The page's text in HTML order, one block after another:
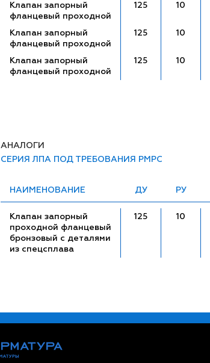
Клапан запорный
фланцевый проходной
125 10
Клапан запорный
фланцевый проходной
125 10
Клапан запорный
фланцевый проходной
125 10
АНАЛОГИ
СЕРИЯ ЛПА ПОД ТРЕБОВАНИЯ РМРС
НАИМЕНОВАНИЕ ДУ РУ
Клапан запорный
проходной фланцевый
бронзовый с деталями
из спецсплава
125 10